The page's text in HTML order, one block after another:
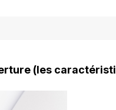
(les